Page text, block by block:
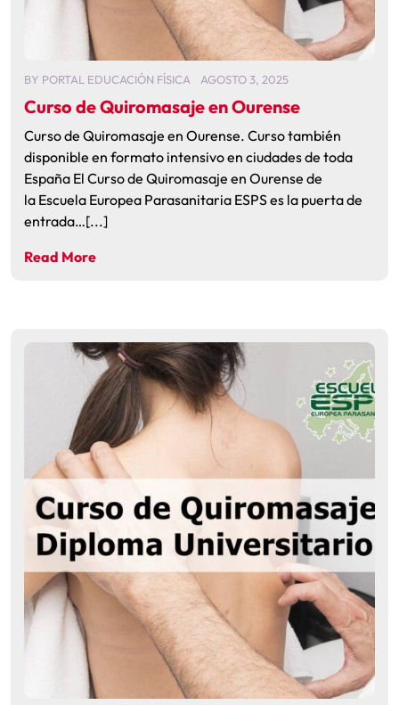
BY PORTAL EDUCACIÓN FÍSICA AGOSTO 3, 2025
Curso de Quiromasaje en Ourense
Curso de Quiromasaje en Ourense. Curso también
disponible en formato intensivo en ciudades de toda
España El Curso de Quiromasaje en Ourense de
la Escuela Europea Parasanitaria ESPS es la puerta de
entrada…[...]
Read More